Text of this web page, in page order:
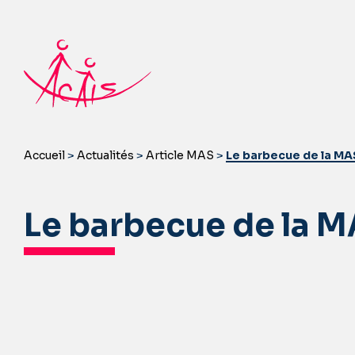
Accueil> Actualités > Article MAS > Le barbecue de la
Le barbecue de la